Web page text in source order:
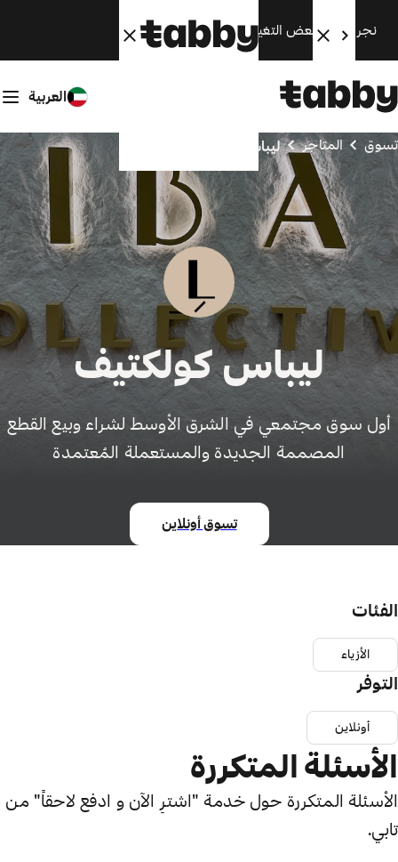
نجري الآن بعض التغييرات. سنعود قريبًا.
العربية
تسوق المتاجر ليباس كولكتيف
ليباس كولكتيف
أول سوق مجتمعي في الشرق الأوسط لشراء وبيع القطع
المصممة الجديدة والمستعملة المُعتمدة
تسوق أونلاين
الفئات
الأزياء
التوفر
أونلاين
الأسئلة المتكررة
الأسئلة المتكررة حول خدمة "اشترِ الآن و ادفع لاحقاً" من
تابي.